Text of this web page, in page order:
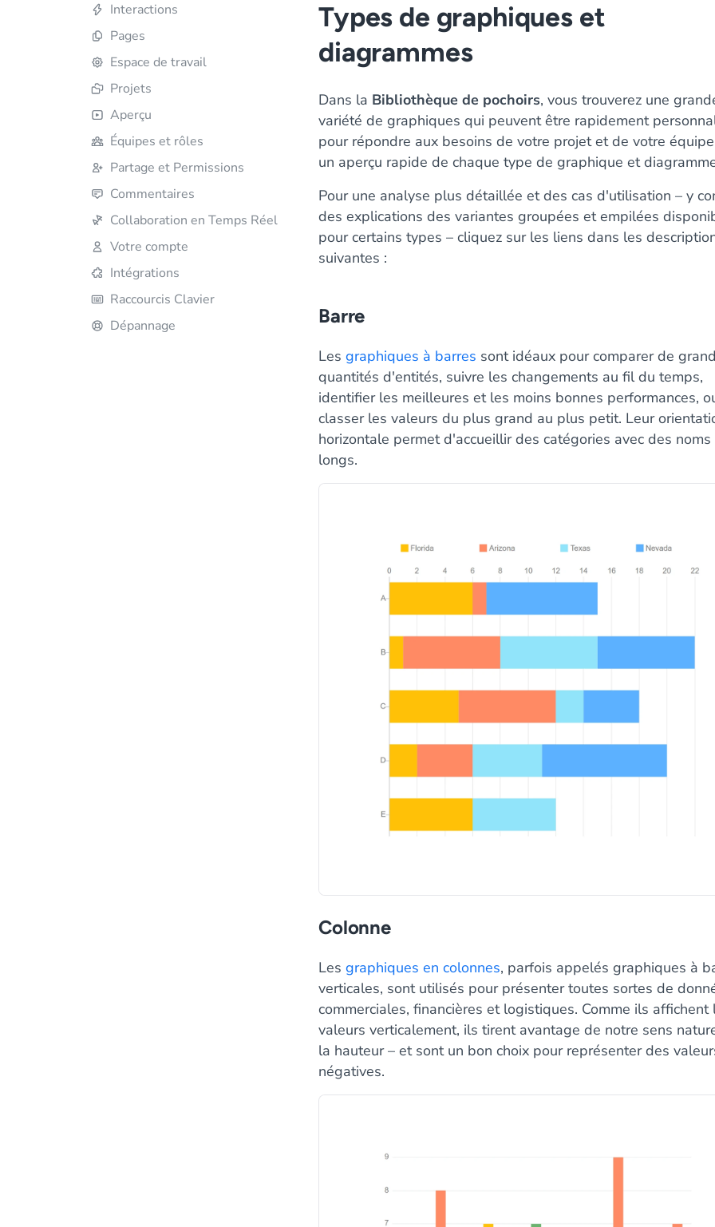
Interactions
Pages
Espace de travail
Projets
Aperçu
Équipes et rôles
Partage et Permissions
Commentaires
Collaboration en Temps Réel
Votre compte
Intégrations
Raccourcis Clavier
Dépannage
Types de graphiques et
diagrammes
Dans la Bibliothèque de pochoirs, vous trouverez une
variété de graphiques qui peuvent être rapidement
pour répondre aux besoins de votre projet et de votre
un aperçu rapide de chaque type de graphique et
Pour une analyse plus détaillée et des cas d'utilisation – y
des explications des variantes groupées et empilées
pour certains types – cliquez sur les liens dans les
suivantes :
Barre
Les graphiques à barres sont idéaux pour comparer de
quantités d'entités, suivre les changements au fil du temps,
identifier les meilleures et les moins bonnes performances,
classer les valeurs du plus grand au plus petit. Leur
horizontale permet d'accueillir des catégories avec des
longs.
Colonne
Les graphiques en colonnes, parfois appelés graphiques à
verticales, sont utilisés pour présenter toutes sortes de
commerciales, financières et logistiques. Comme ils affichent
valeurs verticalement, ils tirent avantage de notre sens
la hauteur – et sont un bon choix pour représenter des
négatives.